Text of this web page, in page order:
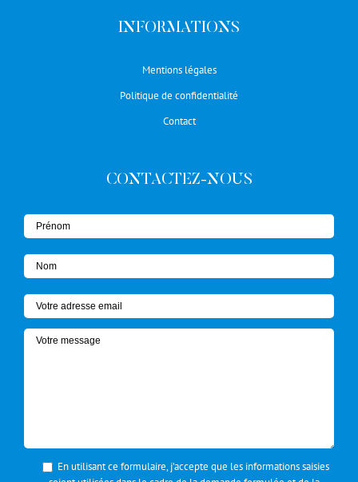
INFORMATIONS
Mentions légales
Politique de confidentialité
Contact
CONTACTEZ-NOUS
En utilisant ce formulaire, j’accepte que les informations saisies